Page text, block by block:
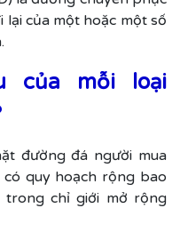
lại của một hoặc một số
của mỗi loại
đường đá người mua
quy hoạch rộng bao
trong chỉ giới mở rộng